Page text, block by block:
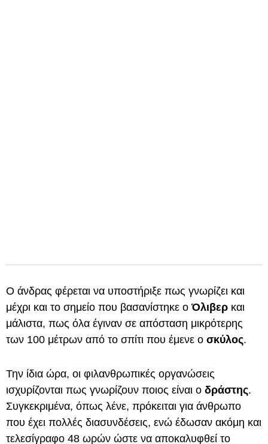
Ο άνδρας φέρεται να υποστήριξε πως γνωρίζει και
μέχρι και το σημείο που βασανίστηκε οΌλιβερ και
μάλιστα, πως όλα έγιναν σε απόσταση μικρότερης
των 100 μέτρων από το σπίτι που έμενε ο σκύλος.
Την ίδια ώρα, οι φιλανθρωπικές οργανώσεις
ισχυρίζονται πως γνωρίζουν ποιος είναι ο δράστης.
Συγκεκριμένα, όπως λένε, πρόκειται για άνθρωπο
που έχει πολλές διασυνδέσεις, ενώ έδωσαν ακόμη και
τελεσίγραφο 48 ωρών ώστε να αποκαλυφθεί το